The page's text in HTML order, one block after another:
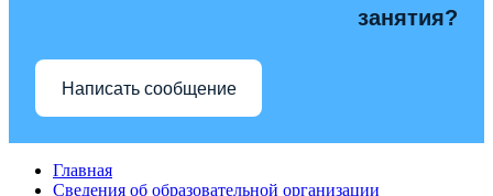
занятия?
Написать сообщение
Главная
Сведения об образовательной организации